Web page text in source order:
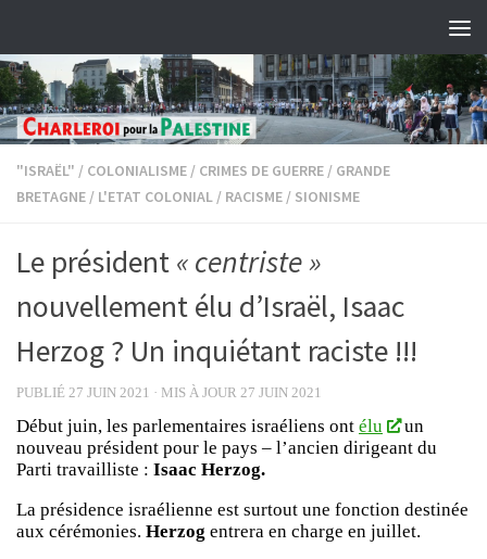
"ISRAËL" / COLONIALISME / CRIMES DE GUERRE / GRANDE
BRETAGNE / L'ETAT COLONIAL / RACISME / SIONISME
Le président « centriste »
nouvellement élu d’Israël, Isaac
Herzog ? Un inquiétant raciste !!!
PUBLIÉ 27 JUIN 2021 · MIS À JOUR 27 JUIN 2021
Début juin, les parlementaires israéliens ont élu
un
nouveau président pour le pays – l’ancien dirigeant du
Parti travailliste : Isaac Herzog.
La présidence israélienne est surtout une fonction destinée
aux cérémonies. Herzog entrera en charge en juillet.